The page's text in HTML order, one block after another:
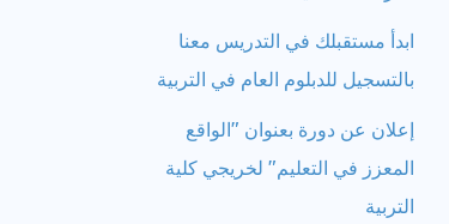
ابدأ مستقبلك في التدريس معنا
بالتسجيل للدبلوم العام في التربية
إعلان عن دورة بعنوان "الواقع
المعزز في التعليم" لخريجي كلية
التربية